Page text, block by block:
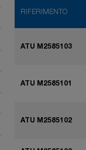
RIFERIMENTO
ATU M2585103
ATU M2585101
ATU M2585102